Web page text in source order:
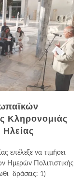
Κληρονομιάς
επέλεξε να τιμήσει
Ημερών Πολιτιστικής
δράσεις: 1)